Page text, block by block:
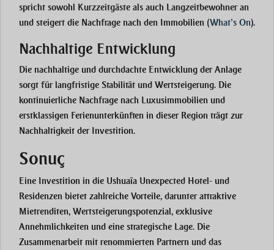
spricht sowohl Kurzzeitgäste als auch Langzeitbewohner an
und steigert die Nachfrage nach den Immobilien​ (What’s On).
Nachhaltige Entwicklung
Die nachhaltige und durchdachte Entwicklung der Anlage
sorgt für langfristige Stabilität und Wertsteigerung. Die
kontinuierliche Nachfrage nach Luxusimmobilien und
erstklassigen Ferienunterkünften in dieser Region trägt zur
Nachhaltigkeit der Investition.
Sonuç
Eine Investition in die Ushuaïa Unexpected Hotel- und
Residenzen bietet zahlreiche Vorteile, darunter attraktive
Mietrenditen, Wertsteigerungspotenzial, exklusive
Annehmlichkeiten und eine strategische Lage. Die
Zusammenarbeit mit renommierten Partnern und das